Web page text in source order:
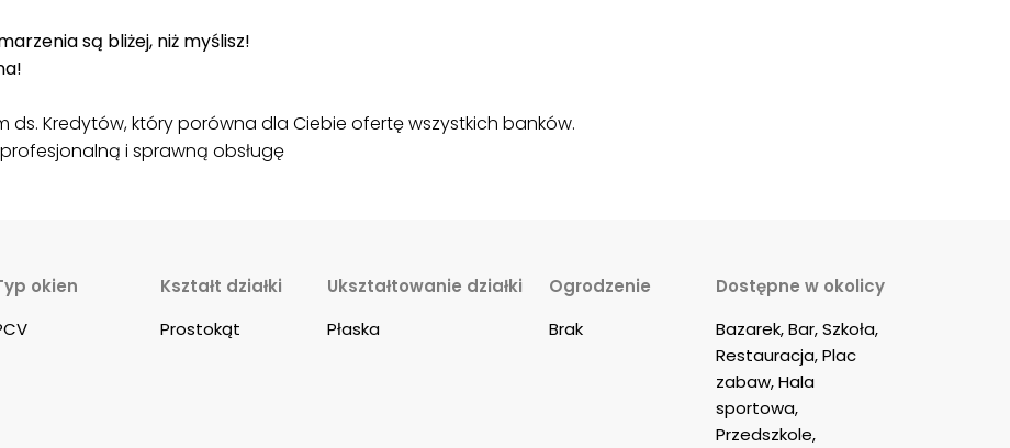
są bliżej, niż myślisz!
ds. Kredytów, który porówna dla Ciebie ofertę wszystkich banków.
i sprawną obsługę
okien
Kształt działki
Prostokąt
Ukształtowanie działki
Płaska
Ogrodzenie
Brak
Dostępne w okolicy
Bazarek, Bar, Szkoła,
Restauracja, Plac
zabaw, Hala
sportowa,
Przedszkole,